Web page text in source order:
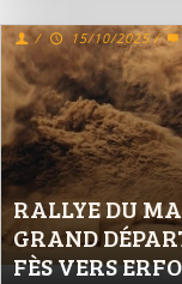
RALLYE DU
GRAND
FÈS VERS
/ 15/10/2025 /